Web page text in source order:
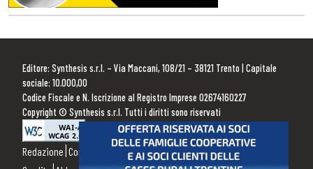
Editore: Synthesis s.r.l. – Via Maccani, 108/21 – 38121 Trento | Capitale
sociale: 10.000,00
Codice Fiscale e N. Iscrizione al Registro Imprese 02674160227
Copyright © Synthesis s.r.l. Tutti i diritti sono riservati
Redazione Contattaci Pubblicità Privacy Policy Cookie Policy